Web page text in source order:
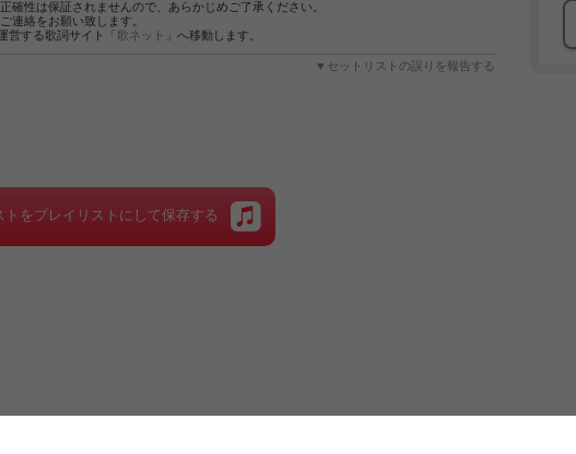
性は保証されませんので、あらかじめご了承ください。
連絡をお願い致します。
営する歌詞サイト「歌ネット 」へ移動します。
▼セットリストの誤りを報告する
トをプレイリストにして保存する